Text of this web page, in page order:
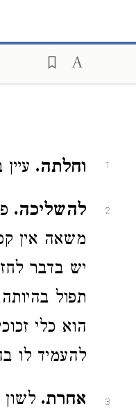
1 וחלתה.
2 להשליכה.
משאה אין
יש בדבר
תפול
הוא כלי
להעמיד לו
3 אחרת.